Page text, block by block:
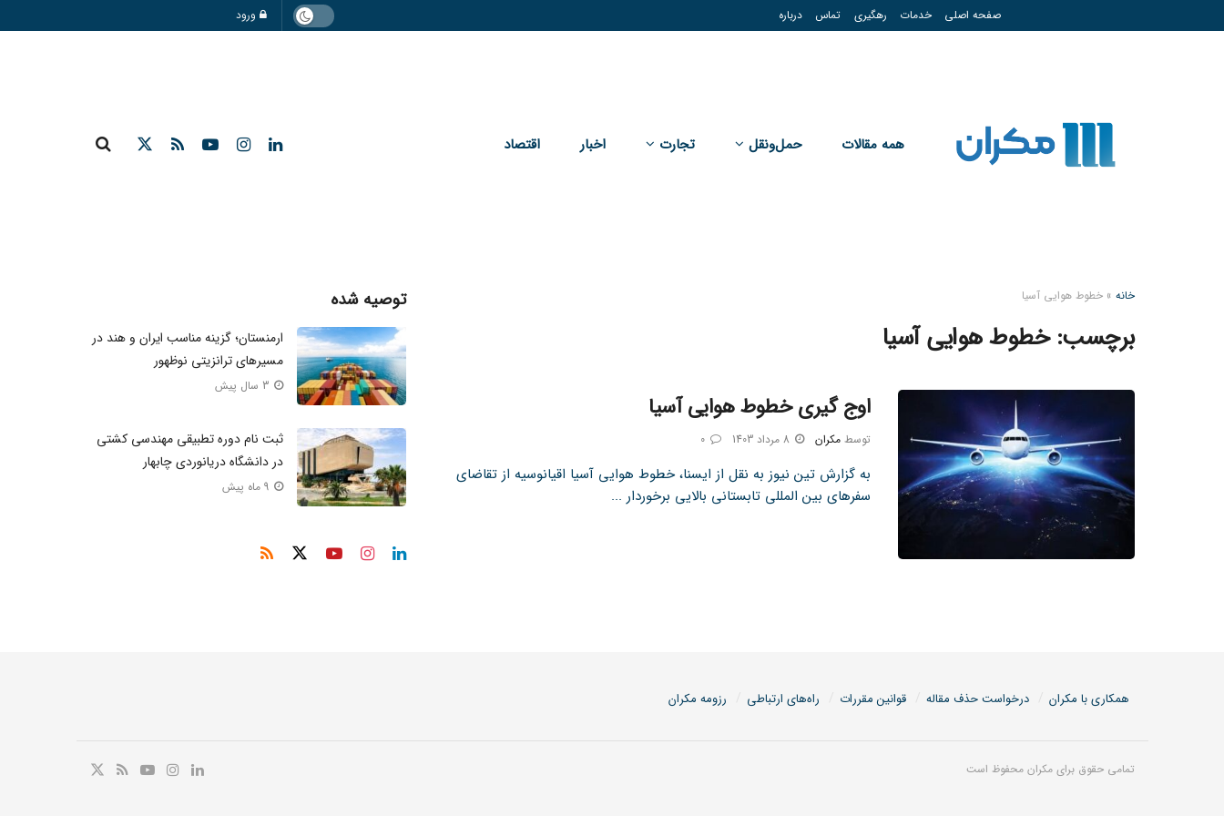
صفحه اصلی خدمات رهگیری تماس درباره ورود
همه مقالات حمل‌و‌نقل تجارت اخبار اقتصاد
خانه »خطوط هوایی آسیا
برچسب:خطوط هوایی آسیا
اوج گیری خطوط هوایی آسیا
توسط مکران 8 مرداد 1403 0
به گزارش تین نیوز به نقل از ایسنا، خطوط هوایی آسیا اقیانوسیه از تقاضای
سفرهای بین المللی تابستانی بالایی برخوردار ...
توصیه شده
ارمنستان؛ گزینه مناسب ایران و هند در
مسیرهای ترانزیتی نوظهور
3 سال پیش
ثبت‌ نام دوره تطبیقی مهندسی کشتی
در دانشگاه دریانوردی چابهار
9 ماه پیش
همکاری با مکران درخواست حذف مقاله قوانین مقررات راه‌های ارتباطی رزومه مکران
تمامی حقوق برای مکران محفوظ است